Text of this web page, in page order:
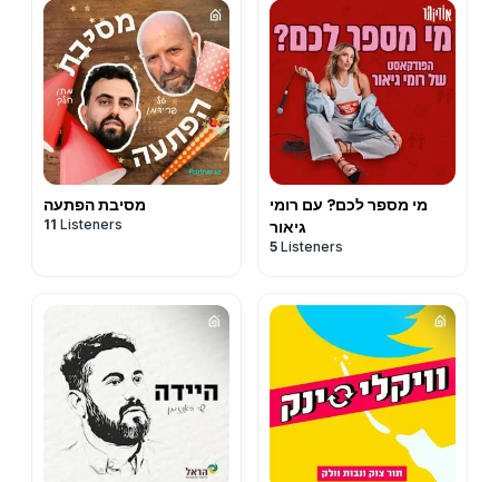
מסיבת הפתעה
11 Listeners
מי מספר לכם? עם רומי
גיאור
5 Listeners